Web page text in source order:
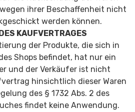
ihrer Beschaffenheit nicht
werden können.
KAUFVERTRAGES
der Produkte, die sich in
Shops befindet, hat nur ein
und der Verkäufer ist nicht
hinsichtlich dieser Waren
des § 1732 Abs. 2 des
findet keine Anwendung.